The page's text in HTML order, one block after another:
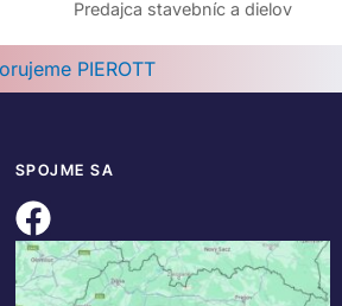
Predajca stavebníc a dielov
SPOJME SA